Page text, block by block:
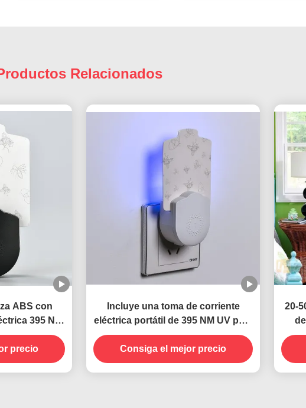
Relacionados
ABS con
395 NM
Trampa
precio
Incluye una toma de corriente
eléctrica portátil de 395 NM UV para
matar mosquitos Control
sostenible y efectivo de insectos
Consiga el mejor precio
20-